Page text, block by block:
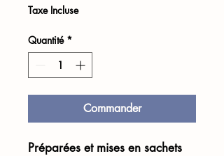
Taxe Incluse
Quantité *
Commander
Préparées et mises en sachets